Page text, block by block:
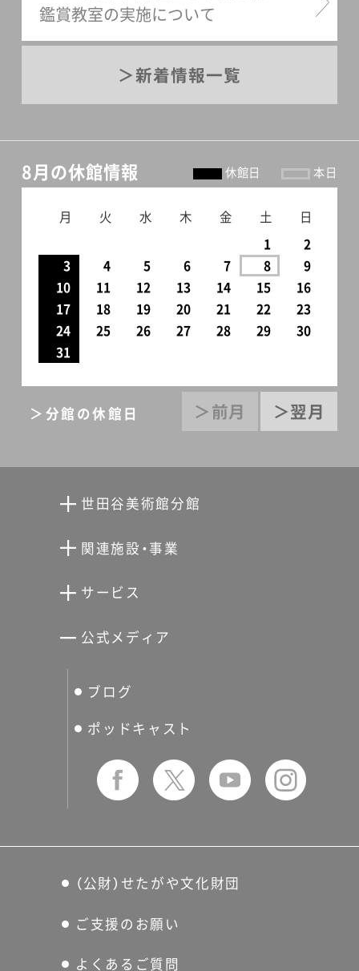
鑑賞教室の実施について
新着情報一覧
8月の休館情報 休館日 本日
月 火 水 木 金 土 日
1
2
3
4 5 6 7 8
9
10
11 12 13 14 15
16
17
18 19 20 21 22
23
24
25 26 27 28 29
30
31
＞前月 ＞翌月
＞分館の休館日
世田谷美術館分館
分館スケジュール
関連施設・事業
世田谷文学館
せたおん
サービス
せたがやアーツカード
友の会
公式メディア
ブログ
ポッドキャスト
（公財）せたがや文化財団
ご支援のお願い
よくあるご質問